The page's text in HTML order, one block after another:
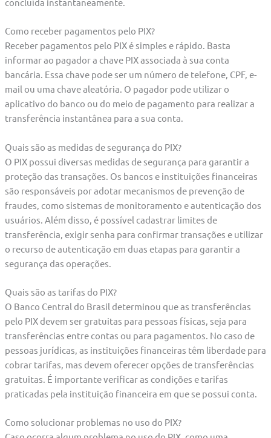
Como receber pagamentos pelo PIX?
Receber pagamentos pelo PIX é simples e rápido. Basta
informar ao pagador a chave PIX associada à sua conta
bancária. Essa chave pode ser um número de telefone, CPF, e-
mail ou uma chave aleatória. O pagador pode utilizar o
aplicativo do banco ou do meio de pagamento para realizar a
transferência instantânea para a sua conta.
Quais são as medidas de segurança do PIX?
O PIX possui diversas medidas de segurança para garantir a
proteção das transações. Os bancos e instituições financeiras
são responsáveis por adotar mecanismos de prevenção de
fraudes, como sistemas de monitoramento e autenticação dos
usuários. Além disso, é possível cadastrar limites de
transferência, exigir senha para confirmar transações e utilizar
o recurso de autenticação em duas etapas para garantir a
segurança das operações.
Quais são as tarifas do PIX?
O Banco Central do Brasil determinou que as transferências
pelo PIX devem ser gratuitas para pessoas físicas, seja para
transferências entre contas ou para pagamentos. No caso de
pessoas jurídicas, as instituições financeiras têm liberdade para
cobrar tarifas, mas devem oferecer opções de transferências
gratuitas. É importante verificar as condições e tarifas
praticadas pela instituição financeira em que se possui conta.
Como solucionar problemas no uso do PIX?